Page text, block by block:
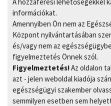
információkat.
Amennyiben Ön nem az
Központ nyilvántartásában
és/vagy nem az
figyelmeztetés Önnek szól.
Figyelmeztetés!Az oldalon
azt - jelen weboldal kiadója
egészségügyi szakember
semmilyen esetben sem